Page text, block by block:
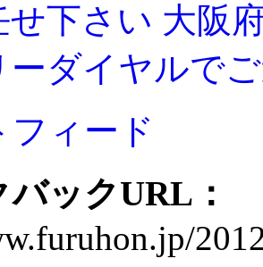
下さい 大阪
ーダイヤルで
フィード
バックURL：